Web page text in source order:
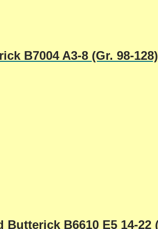
B7004 A3-8 (Gr. 98-
B6610 E5 14-22